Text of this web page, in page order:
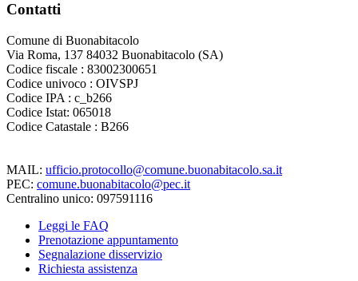
Contatti
Comune di Buonabitacolo
Via Roma, 137 84032 Buonabitacolo (SA)
Codice fiscale : 83002300651
Codice univoco : OIVSPJ
Codice IPA : c_b266
Codice Istat: 065018
Codice Catastale : B266
MAIL: ufficio.protocollo@comune.buonabitacolo.sa.it
PEC: comune.buonabitacolo@pec.it
Centralino unico: 097591116
Leggi le FAQ
Prenotazione appuntamento
Segnalazione disservizio
Richiesta assistenza